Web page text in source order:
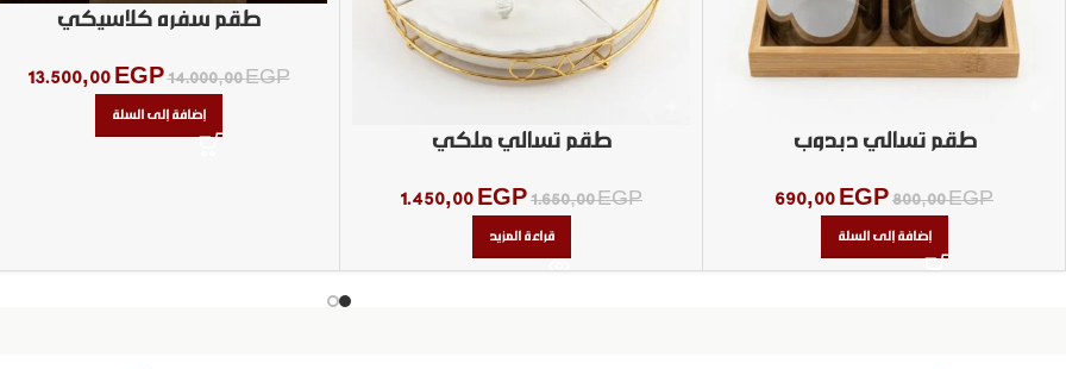
طقم تسالي دبدوب
800,00EGP
690,00 EGP
إضافة إلى السلة
طقم تسالي ملكي
1.650,00EGP
1.450,00 EGP
قراءة المزيد
طقم سفره كلاسيكي
14.000,00EGP
13.500,00 EGP
إضافة إلى السلة